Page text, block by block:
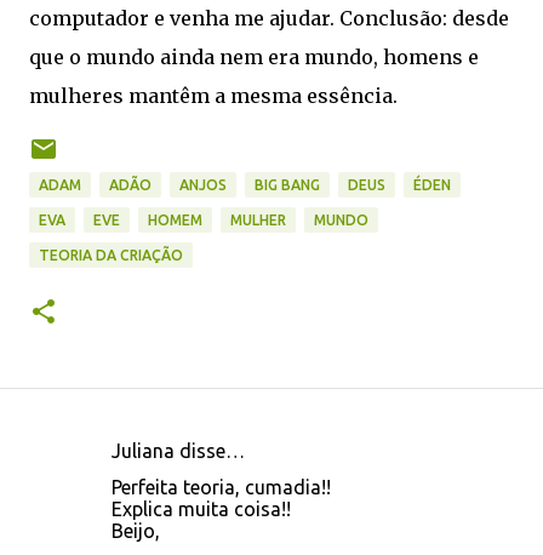
computador e venha me ajudar. Conclusão: desde
que o mundo ainda nem era mundo, homens e
mulheres mantêm a mesma essência.
ADAM ADÃO ANJOS BIG BANG DEUS ÉDEN
EVA EVE HOMEM MULHER MUNDO
TEORIA DA CRIAÇÃO
Juliana disse…
Perfeita teoria, cumadia!!
Explica muita coisa!!
Beijo,